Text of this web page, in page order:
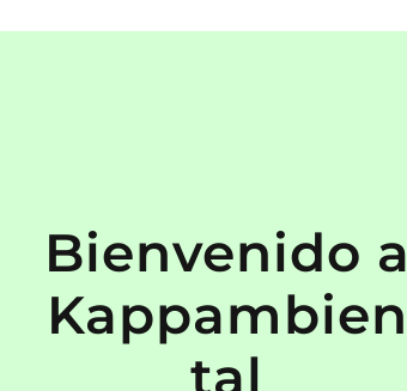
Bienvenido a
Kappambien
tal